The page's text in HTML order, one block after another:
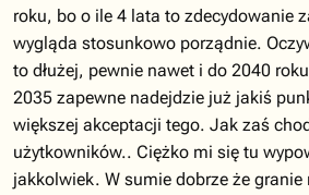
roku, bo o ile 4 lata to zdecydowanie
wygląda stosunkowo porządnie.
to dłużej, pewnie nawet i do 2040
2035 zapewne nadejdzie już jakiś
większej akceptacji tego. Jak zaś
użytkowników.. Ciężko mi się tu
jakkolwiek. W sumie dobrze że granie